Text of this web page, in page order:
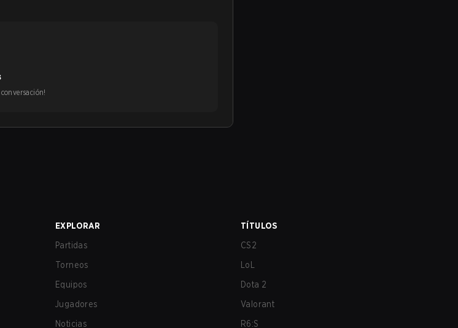
EXPLORAR
Partidas
Torneos
Equipos
Jugadores
Noticias
TÍTULOS
CS2
LoL
Dota 2
Valorant
R6:S